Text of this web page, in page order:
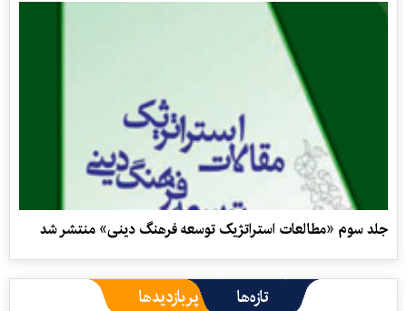
جلد سوم «مطالعات استراتژیک توسعه فرهنگ دینی» منتشر شد
تازه‌ها پربازدیدها